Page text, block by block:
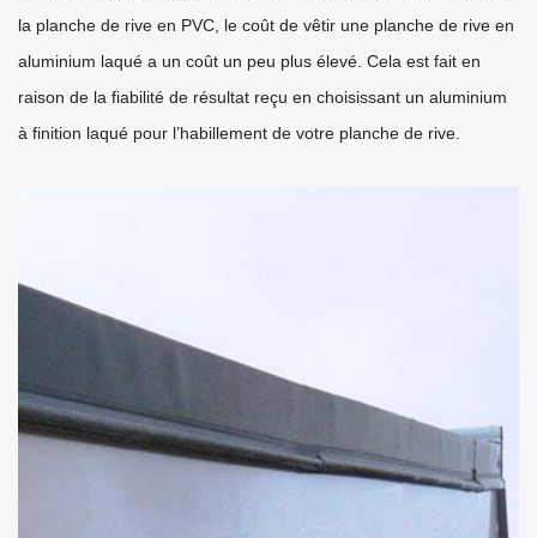
la planche de rive en PVC, le coût de vêtir une planche de rive en
aluminium laqué a un coût un peu plus élevé. Cela est fait en
raison de la fiabilité de résultat reçu en choisissant un aluminium
à finition laqué pour l’habillement de votre planche de rive.